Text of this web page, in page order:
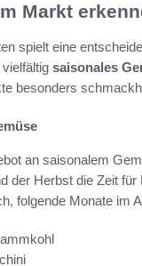
Markt
spielt eine
saisonales
besonders
an saisonalem
der Herbst die Zeit
folgende Monate im